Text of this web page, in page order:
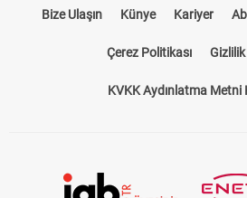
Bize Ulaşın Künye Kariyer
Çerez Politikası
KVKK Aydınlatma Metni